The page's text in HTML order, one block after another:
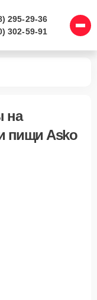
295-29-36
302-59-91
на
пищи Asko